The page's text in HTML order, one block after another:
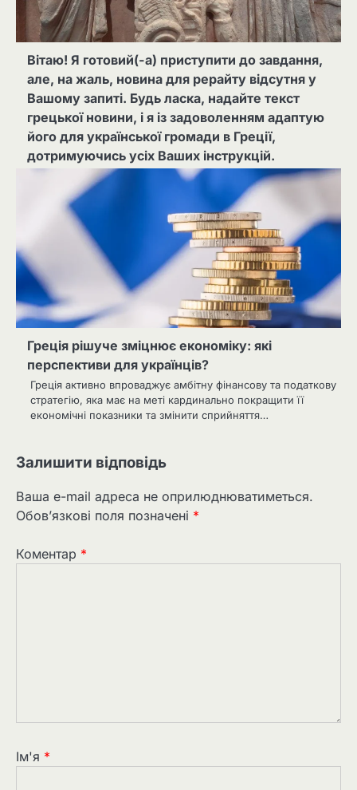
Вітаю! Я готовий(-а) приступити до завдання,
але, на жаль, новина для рерайту відсутня у
Вашому запиті. Будь ласка, надайте текст
грецької новини, і я із задоволенням адаптую
його для української громади в Греції,
дотримуючись усіх Ваших інструкцій.
Греція рішуче зміцнює економіку: які
перспективи для українців?
Греція активно впроваджує амбітну фінансову та податкову
стратегію, яка має на меті кардинально покращити її
економічні показники та змінити сприйняття…
Залишити відповідь
Ваша e-mail адреса не оприлюднюватиметься.
Обов’язкові поля позначені *
Коментар *
Ім'я *